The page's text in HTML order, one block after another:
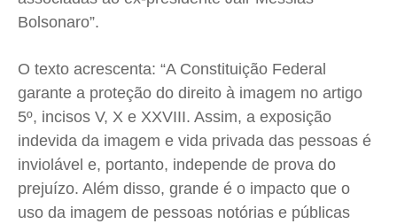
Bolsonaro”.
O texto acrescenta: “A Constituição Federal
garante a proteção do direito à imagem no artigo
5º, incisos V, X e XXVIII. Assim, a exposição
indevida da imagem e vida privada das pessoas é
inviolável e, portanto, independe de prova do
prejuízo. Além disso, grande é o impacto que o
uso da imagem de pessoas notórias e públicas